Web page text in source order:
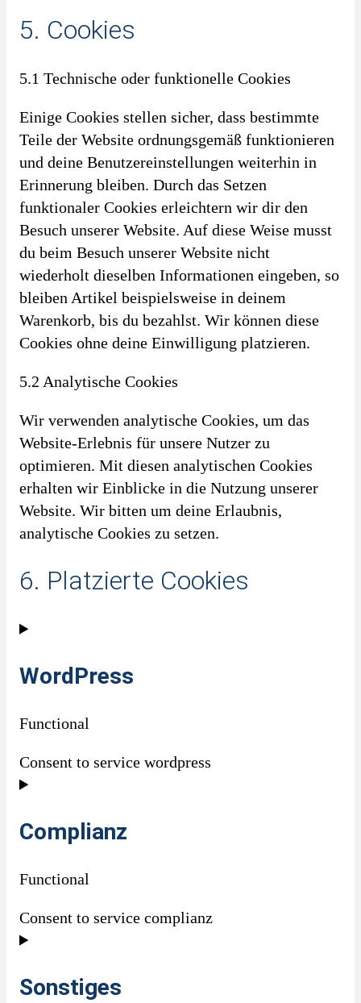
5. Cookies
5.1 Technische oder funktionelle Cookies
Einige Cookies stellen sicher, dass bestimmte
Teile der Website ordnungsgemäß funktionieren
und deine Benutzereinstellungen weiterhin in
Erinnerung bleiben. Durch das Setzen
funktionaler Cookies erleichtern wir dir den
Besuch unserer Website. Auf diese Weise musst
du beim Besuch unserer Website nicht
wiederholt dieselben Informationen eingeben, so
bleiben Artikel beispielsweise in deinem
Warenkorb, bis du bezahlst. Wir können diese
Cookies ohne deine Einwilligung platzieren.
5.2 Analytische Cookies
Wir verwenden analytische Cookies, um das
Website-Erlebnis für unsere Nutzer zu
optimieren. Mit diesen analytischen Cookies
erhalten wir Einblicke in die Nutzung unserer
Website. Wir bitten um deine Erlaubnis,
analytische Cookies zu setzen.
6. Platzierte Cookies
WordPress
Functional
Consent to service wordpress
Complianz
Functional
Consent to service complianz
Sonstiges